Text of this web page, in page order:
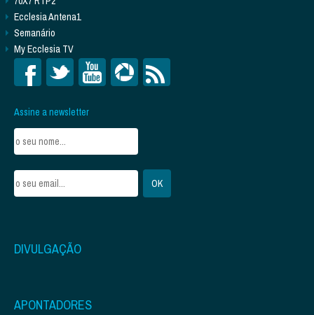
Ecclesia Antena1
Semanário
My Ecclesia TV
Assine a newsletter
DIVULGAÇÃO
APONTADORES